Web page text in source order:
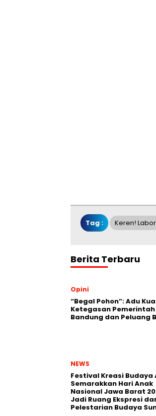
Tag : Keren!
Berita Terbaru
Opini
“Begal Pohon”: Adu
Ketegasan
Bandung dan Peluang
NEWS
Festival Kreasi Budaya
Semarakkan Hari Anak
Nasional Jawa Barat
Jadi Ruang Ekspresi
Pelestarian Budaya